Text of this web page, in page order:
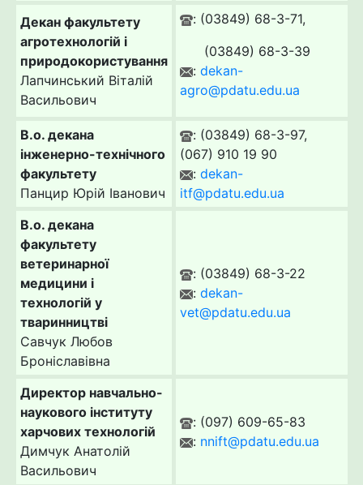
Декан факультету
агротехнологій і
природокористування
Лапчинський Віталій
Васильович
: (03849) 68-3-71,
(03849) 68-3-39
: dekan-
agro@pdatu.edu.ua
В.о. декана
інженерно-технічного
факультету
Панцир Юрій Іванович
: (03849) 68-3-97,
(067) 910 19 90
: dekan-
itf@pdatu.edu.ua
В.о. декана
факультету
ветеринарної
медицини і
технологій у
тваринництві
Савчук Любов
Броніславівна
: (03849) 68-3-22
: dekan-
vet@pdatu.edu.ua
Директор навчально-
наукового інституту
харчових технологій
Димчук Анатолій
Васильович
: (097) 609-65-83
: nnift@pdatu.edu.ua